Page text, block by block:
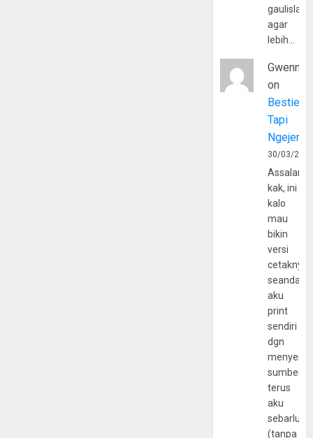
agar
lebih…
Gwenny
on
Bestie
Tapi
30/03/
kak, ini
kalo
mau
bikin
versi
cetaknya
aku
print
sendiri
dgn
sumber
terus
aku
(tanpa